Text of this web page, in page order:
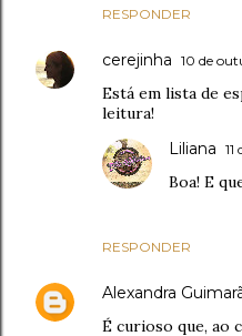
RESPONDER
cerejinha 10 de
Está em lista de
leitura!
RESPONDER
Liliana
Boa! E
Alexandra
É curioso que, ao